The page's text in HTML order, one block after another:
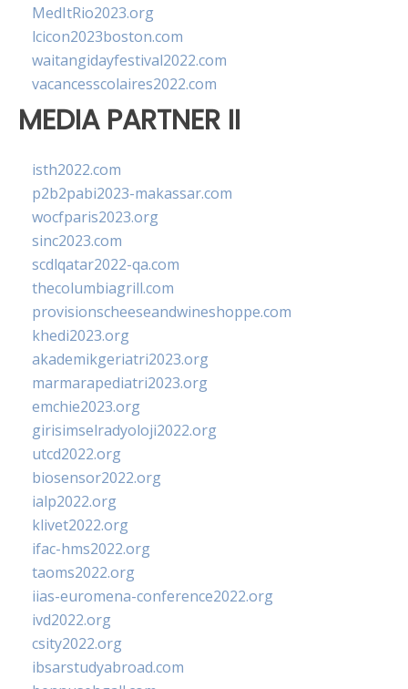
MedItRio2023.org
lcicon2023boston.com
waitangidayfestival2022.com
vacancesscolaires2022.com
MEDIA PARTNER II
isth2022.com
p2b2pabi2023-makassar.com
wocfparis2023.org
sinc2023.com
scdlqatar2022-qa.com
thecolumbiagrill.com
provisionscheeseandwineshoppe.com
khedi2023.org
akademikgeriatri2023.org
marmarapediatri2023.org
emchie2023.org
girisimselradyoloji2022.org
utcd2022.org
biosensor2022.org
ialp2022.org
klivet2022.org
ifac-hms2022.org
taoms2022.org
iias-euromena-conference2022.org
ivd2022.org
csity2022.org
ibsarstudyabroad.com